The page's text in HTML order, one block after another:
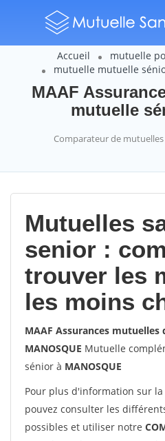
Accueil
mutuelle
mutuelle mutuelle
MAAF
mutuelle
Comparateur de
Mutuelles
senior :
trouver les
les moins
MAAF Assurances mutuelles
MANOSQUE Mutuelle
sénior à MANOSQUE
Pour plus d'information sur
pouvez consulter les
possibles et utiliser notre